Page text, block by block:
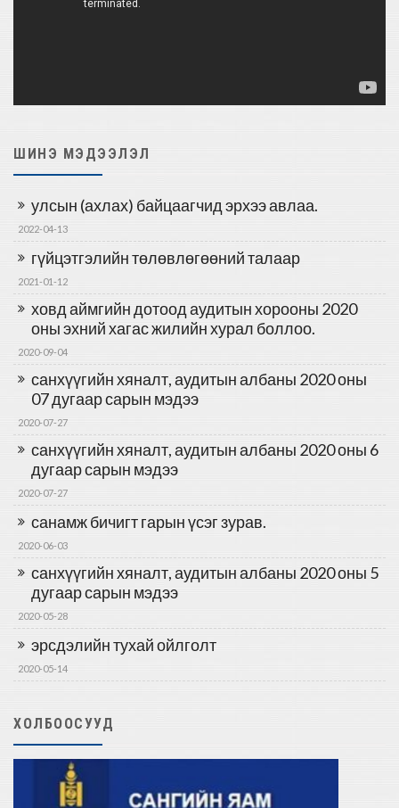
ШИНЭ МЭДЭЭЛЭЛ
улсын (ахлах) байцаагчид эрхээ авлаа.
2022-04-13
гүйцэтгэлийн төлөвлөгөөний талаар
2021-01-12
ховд аймгийн дотоод аудитын хорооны 2020
оны эхний хагас жилийн хурал боллоо.
2020-09-04
санхүүгийн хяналт, аудитын албаны 2020 оны
07 дугаар сарын мэдээ
2020-07-27
санхүүгийн хяналт, аудитын албаны 2020 оны 6
дугаар сарын мэдээ
2020-07-27
санамж бичигт гарын үсэг зурав.
2020-06-03
санхүүгийн хяналт, аудитын албаны 2020 оны 5
дугаар сарын мэдээ
2020-05-28
эрсдэлийн тухай ойлголт
2020-05-14
ХОЛБООСУУД